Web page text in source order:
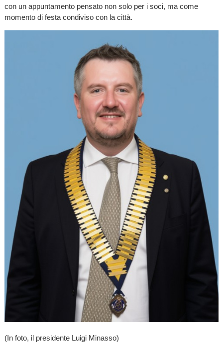
con un appuntamento pensato non solo per i soci, ma come
momento di festa condiviso con la città.
(In foto, il presidente Luigi Minasso)